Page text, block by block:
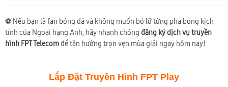
⚽ Nếu bạn là fan bóng đá và không muốn bỏ lỡ từng pha bóng kịch
tính của Ngoại hạng Anh, hãy nhanh chóng đăng ký dịch vụ truyền
hình FPT Telecomđể tận hưởng trọn vẹn mùa giải ngay hôm nay!
Lắp Đặt Truyền Hình FPT Play